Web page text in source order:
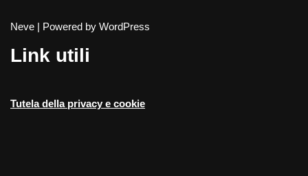
Neve | Powered by WordPress
Link utili
Tutela della privacy e cookie